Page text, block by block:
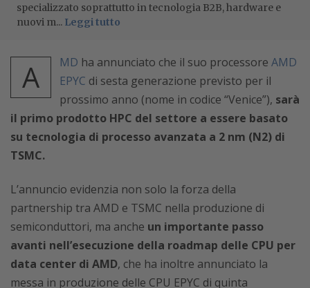
specializzato soprattutto in tecnologia B2B, hardware e
nuovi m... Leggi tutto
A MD ha annunciato che il suo processore AMD
EPYC di sesta generazione previsto per il
prossimo anno (nome in codice “Venice”), sarà
il primo prodotto HPC del settore a essere basato
su tecnologia di processo avanzata a 2 nm (N2) di
TSMC.
L’annuncio evidenzia non solo la forza della
partnership tra AMD e TSMC nella produzione di
semiconduttori, ma anche un importante passo
avanti nell’esecuzione della roadmap delle CPU per
data center di AMD, che ha inoltre annunciato la
messa in produzione delle CPU EPYC di quinta